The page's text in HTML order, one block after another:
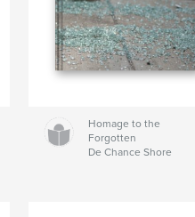
Homage to the
Forgotten
De Chance Shore